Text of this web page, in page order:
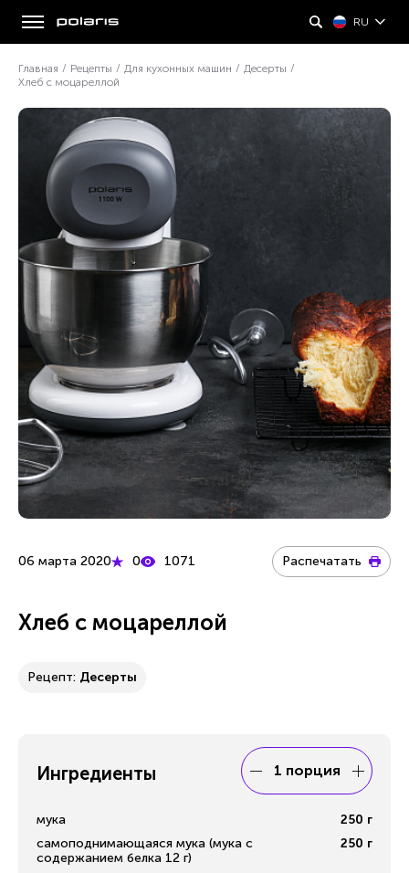
RU
Главная / Рецепты / Для кухонных машин / Десерты /
Хлеб с моцареллой
06 марта 2020 0 1071 Распечатать
Хлеб с моцареллой
Рецепт: Десерты
Ингредиенты 1 порция
мука 250 г
самоподнимающаяся мука (мука с
содержанием белка 12 г)
250 г